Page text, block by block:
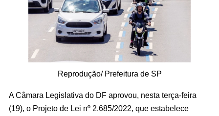
Reprodução/ Prefeitura de SP
A Câmara Legislativa do DF aprovou, nesta terça-feira
(19), o Projeto de Lei nº 2.685/2022, que estabelece